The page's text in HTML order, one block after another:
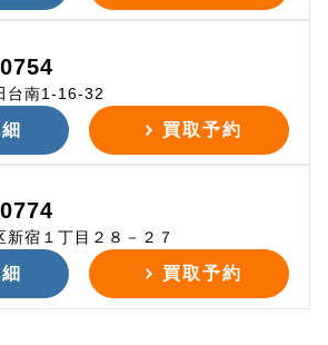
台南1-16-32
買取予約
宿１丁目２８－２７
買取予約